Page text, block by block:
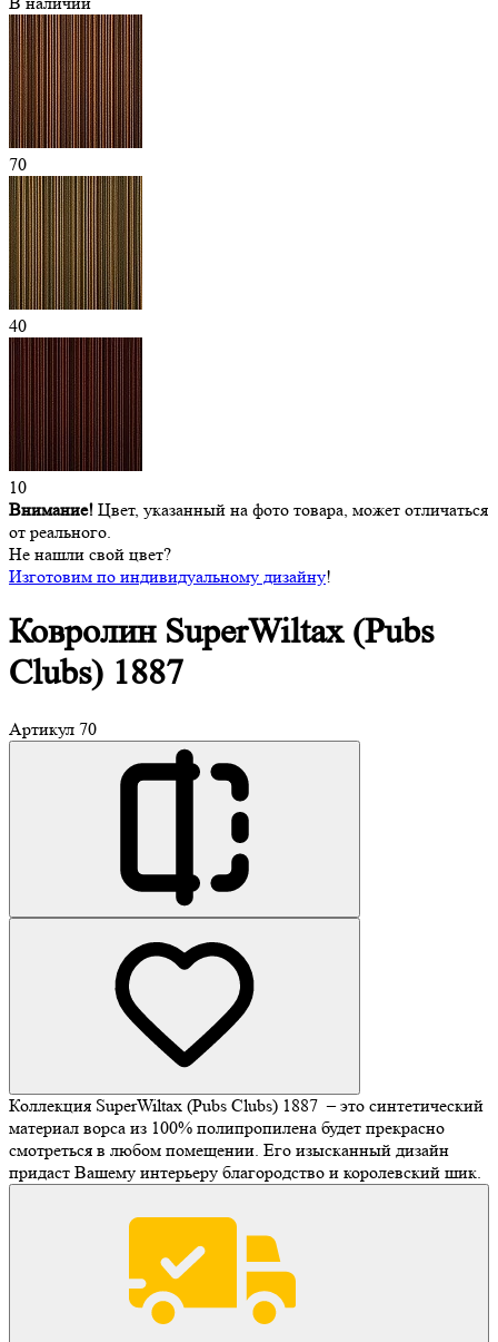
70
40
10
Внимание! Цвет, указанный на фото товара, может отличаться
от реального.
Не нашли свой цвет?
Изготовим по индивидуальному дизайну!
Ковролин SuperWiltax (Pubs
Clubs) 1887
Артикул 70
Коллекция SuperWiltax (Pubs Clubs) 1887 – это синтетический
материал ворса из 100% полипропилена будет прекрасно
смотреться в любом помещении. Его изысканный дизайн
придаст Вашему интерьеру благородство и королевский шик.